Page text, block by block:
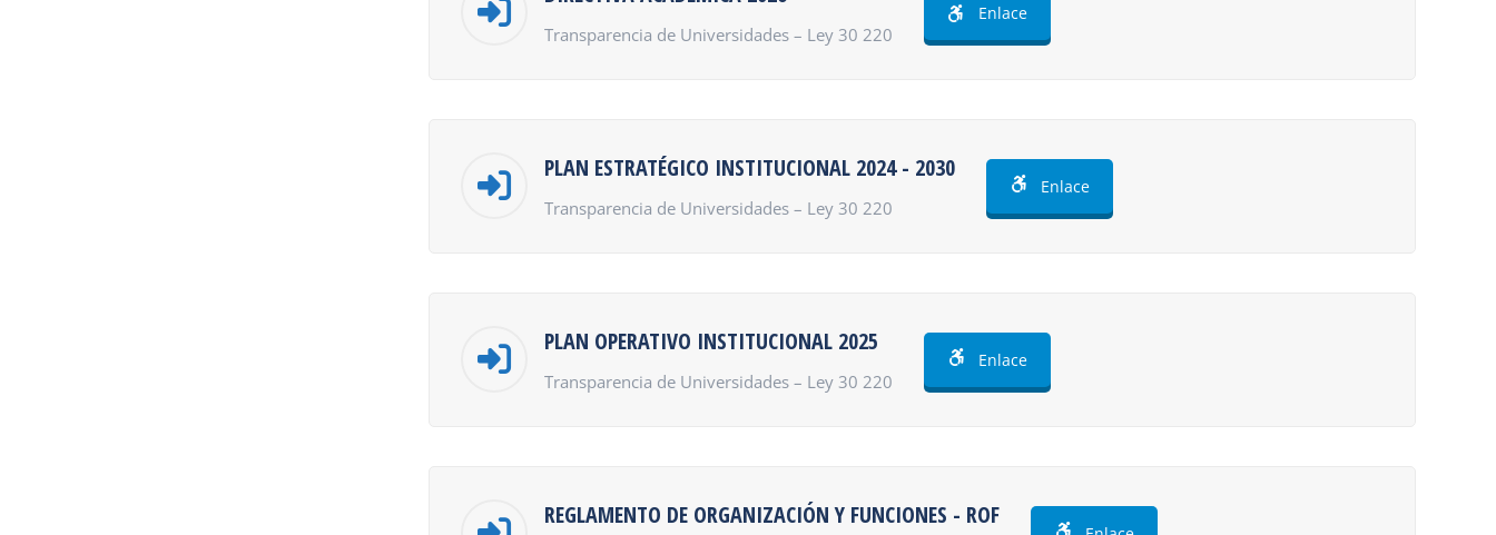
Transparencia de Universidades – Ley 30 220
Enlace
PLAN ESTRATÉGICO INSTITUCIONAL 2024 - 2030
Transparencia de Universidades – Ley 30 220
Enlace
PLAN OPERATIVO INSTITUCIONAL 2025
Transparencia de Universidades – Ley 30 220
Enlace
REGLAMENTO DE ORGANIZACIÓN Y FUNCIONES - ROF